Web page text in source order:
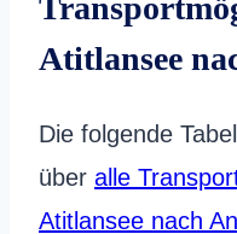
Atitlansee
Die folgende
über alle
Atitlansee nach